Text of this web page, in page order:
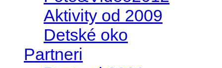
Aktivity od 2009
Detské oko
Partneri